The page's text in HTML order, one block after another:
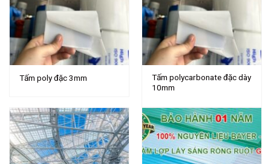
Tấm poly đặc 3mm
Tấm polycarbonate đặc dày
10mm